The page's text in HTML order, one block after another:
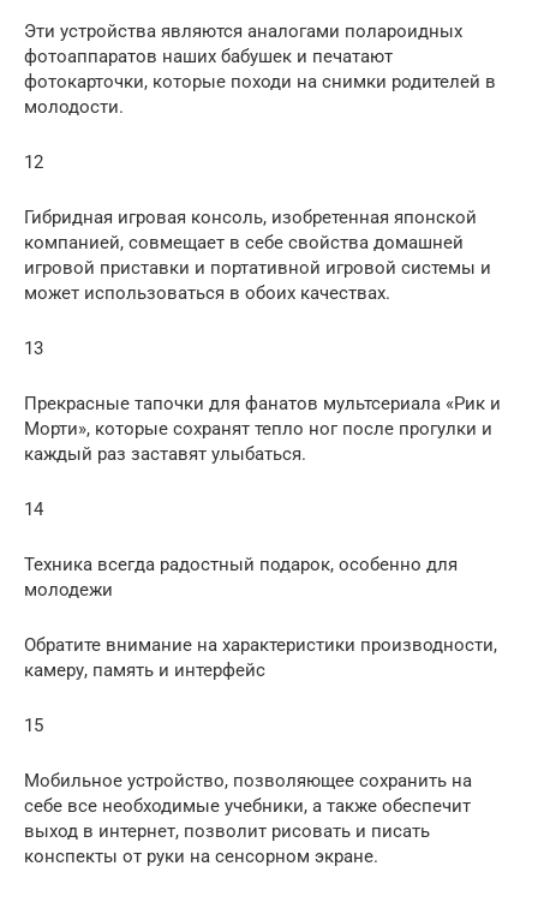
Эти устройства являются аналогами полароидных
фотоаппаратов наших бабушек и печатают
фотокарточки, которые походи на снимки родителей в
молодости.
12
Гибридная игровая консоль, изобретенная японской
компанией, совмещает в себе свойства домашней
игровой приставки и портативной игровой системы и
может использоваться в обоих качествах.
13
Прекрасные тапочки для фанатов мультсериала «Рик и
Морти», которые сохранят тепло ног после прогулки и
каждый раз заставят улыбаться.
14
Техника всегда радостный подарок, особенно для
молодежи
Обратите внимание на характеристики производности,
камеру, память и интерфейс
15
Мобильное устройство, позволяющее сохранить на
себе все необходимые учебники, а также обеспечит
выход в интернет, позволит рисовать и писать
конспекты от руки на сенсорном экране.